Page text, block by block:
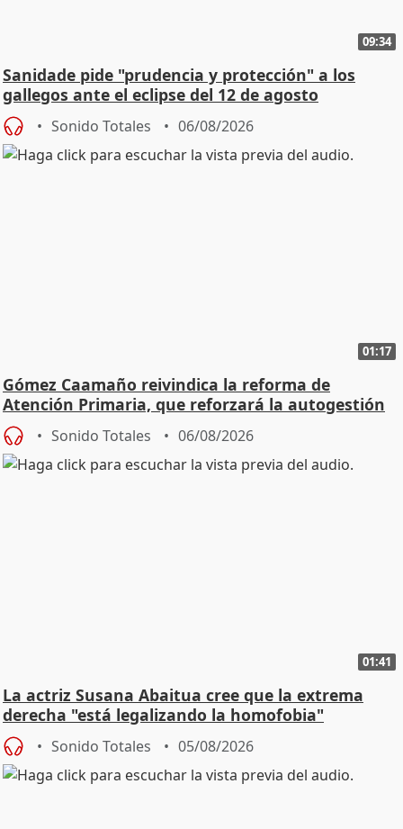
09:34
Sanidade pide "prudencia y protección" a los
gallegos ante el eclipse del 12 de agosto
Sonido Totales 06/08/2026
01:17
Gómez Caamaño reivindica la reforma de
Atención Primaria, que reforzará la autogestión
Sonido Totales 06/08/2026
01:41
La actriz Susana Abaitua cree que la extrema
derecha "está legalizando la homofobia"
Sonido Totales 05/08/2026